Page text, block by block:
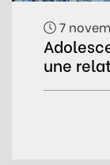
7
une